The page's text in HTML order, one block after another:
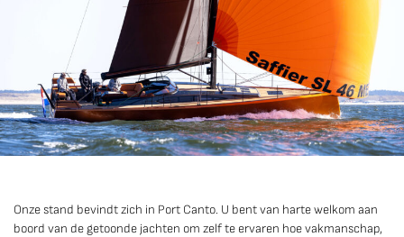
Onze stand bevindt zich in Port Canto. U bent van harte welkom aan
boord van de getoonde jachten om zelf te ervaren hoe vakmanschap,